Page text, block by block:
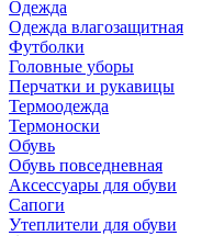
Одежда
Одежда влагозащитная
Футболки
Головные уборы
Перчатки и рукавицы
Термоодежда
Термоноски
Обувь
Обувь повседневная
Аксессуары для обуви
Сапоги
Утеплители для обуви